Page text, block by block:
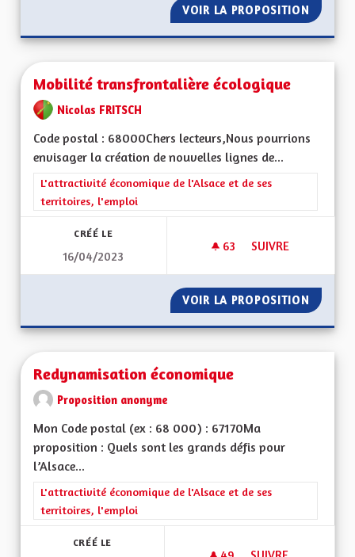
VOIR LA PROPOSITION
Mobilité transfrontalière écologique
Nicolas FRITSCH
Code postal : 68000Chers lecteurs,Nous pourrions
envisager la création de nouvelles lignes de...
Filtrer les résultats de la catégorie : L'attractivité
L'attractivité économique de l'Alsace et de ses
territoires, l'emploi
CRÉÉ LE
16/04/2023
63 63 ABONNÉS
SUIVRE
VOIR LA PROPOSITION
Redynamisation économique
Proposition anonyme
Mon Code postal (ex : 68 000) : 67170Ma
proposition : Quels sont les grands défis pour
l’Alsace...
Filtrer les résultats de la catégorie : L'attractivité
L'attractivité économique de l'Alsace et de ses
territoires, l'emploi
CRÉÉ LE